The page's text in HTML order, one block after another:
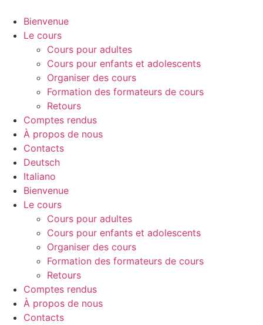
contenu
Bienvenue
Le cours
Cours pour adultes
Cours pour enfants et adolescents
Organiser des cours
Formation des formateurs de cours
Retours
Comptes rendus
À propos de nous
Contacts
Deutsch
Italiano
Bienvenue
Le cours
Cours pour adultes
Cours pour enfants et adolescents
Organiser des cours
Formation des formateurs de cours
Retours
Comptes rendus
À propos de nous
Contacts